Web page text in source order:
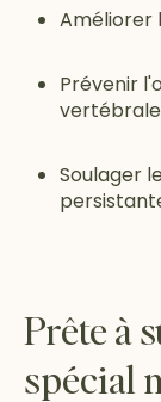
Améliorer
Prévenir
Soulager
Prête à
spécial